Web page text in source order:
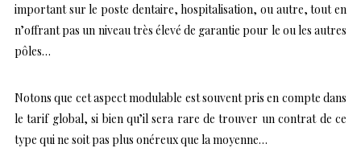
important sur le poste dentaire, hospitalisation, ou autre, tout en
n’offrant pas un niveau très élevé de garantie pour le ou les autres
pôles…
Notons que cet aspect modulable est souvent pris en compte dans
le tarif global, si bien qu’il sera rare de trouver un contrat de ce
type qui ne soit pas plus onéreux que la moyenne…